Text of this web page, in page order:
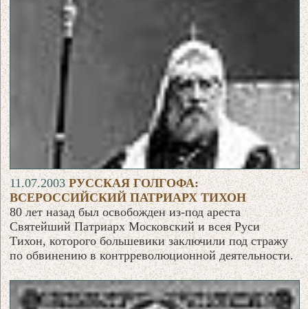
11.07.2003РУССКАЯ ГОЛГОФА:
ВСЕРОССИЙСКИЙ ПАТРИАРХ ТИХОН
80 лет назад был освобожден из-под ареста
Святейший Патриарх Московский и всея Руси
Тихон, которого большевики заключили под стражу
по обвинению в контрреволюционной деятельности.